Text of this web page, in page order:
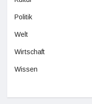
Politik
Welt
Wirtschaft
Wissen